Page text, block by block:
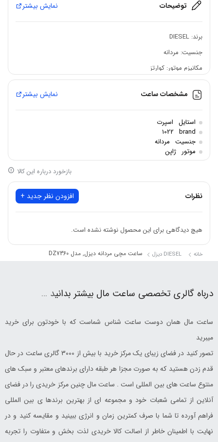
توضیحات نمایش بیشتر
برند: DIESEL
جنسیت: مردانه
مکانیزم موتور: کوارتز
شکل قاب: گرد
مقاومت در برابر آب: تا عمق 50متر
مشخصات ساعت نمایش بیشتر
استایل اسپرت
brand
1022
جنسیت مردانه
موتور ژاپن
بازخورد درباره این کالا
نظرات افزودن نظر جدید +
هیچ دیدگاهی برای این محصول نوشته نشده است.
خانه DIESEL دیزل ساعت مچی مردانه دیزل, مدل DZ7360
درباه گالری تخصصی ساعت مال بیشتر بدانید …
ساعت مال همان دوست ساعت شناس شماست که با خودتون برای خرید
میبرید
تصور کنید در فضای زیبای یک مرکز خرید با بیش از 3000 گالری ساعت در حال
قدم زدن هستید که به صورت مجزا هر طبقه دارای برندهای معتبر و سبک های
منتوع ساعت های بین المللی است . ساعت مال چنین مرکز خریدی را در فضای
آنلاین از تمامی شعبات خود و مجموعه ای از بهترین برندها ی بین المللی
فراهم آورده تا شما با صرف کمترین زمان و انرژی ببینید و مقایسه کنید و در
نهایت با اطمینان خاطر از اصالت کالا خریدی لذت بخش و متفاوت را تجربه